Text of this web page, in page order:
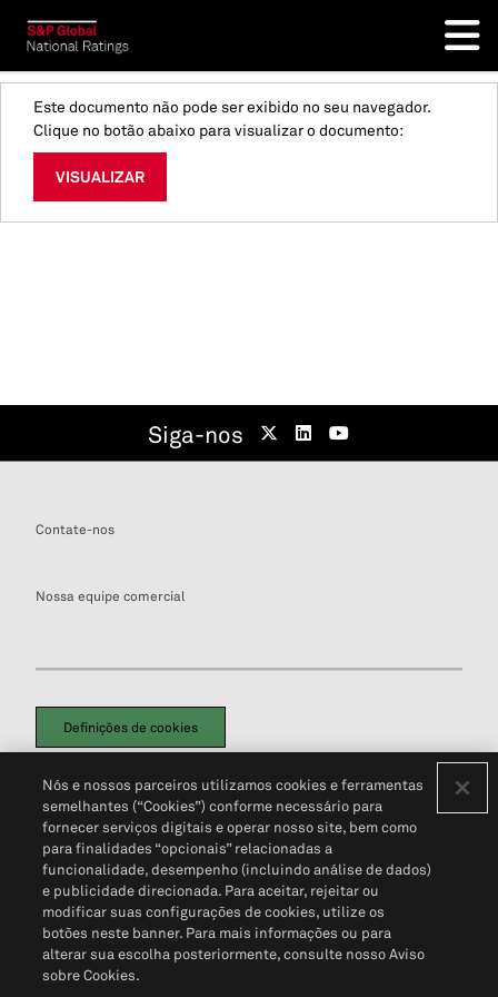
Este documento não pode ser exibido no seu navegador.
Clique no botão abaixo para visualizar o documento:
VISUALIZAR
Siga-nos
Contate-nos
Nossa equipe comercial
Definições de cookies
Política de PrivacidadePortal de privacidade do cliente (em inglês)
Não Venda Minhas Informações Pessoais© 2026 S&P Global
Nós e nossos parceiros utilizamos cookies e ferramentas
semelhantes (“Cookies”) conforme necessário para
fornecer serviços digitais e operar nosso site, bem como
para finalidades “opcionais” relacionadas a
funcionalidade, desempenho (incluindo análise de dados)
e publicidade direcionada. Para aceitar, rejeitar ou
modificar suas configurações de cookies, utilize os
botões neste banner. Para mais informações ou para
alterar sua escolha posteriormente, consulte nosso Aviso
sobre Cookies.